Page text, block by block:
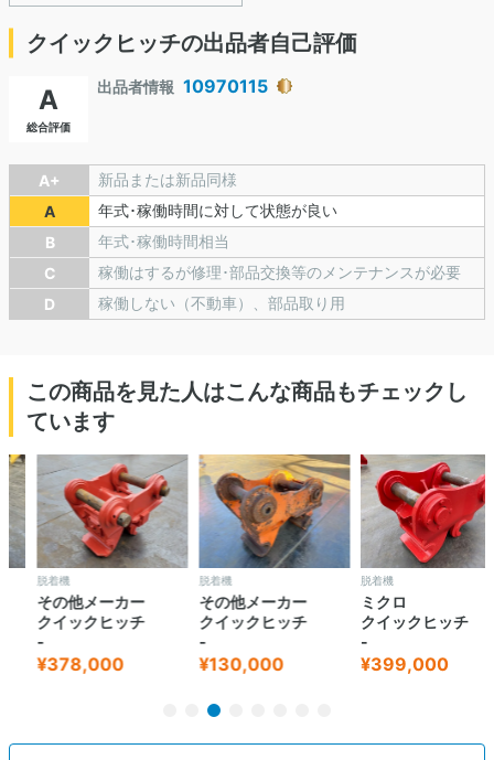
クイックヒッチの出品者自己評価
A
総合評価
出品者情報 10970115
A+
新品または新品同様
A
年式･稼働時間に対して状態が良い
B
年式･稼働時間相当
C
稼働はするが修理･部品交換等のメンテナンスが必要
D
稼働しない（不動車）、部品取り用
この商品を見た人はこんな商品もチェックし
ています
脱着機
その他メーカー
クイックヒッチ
¥378,000
脱着機
その他メーカー
クイックヒッチ
¥130,000
脱着機
ミクロ
クイックヒッチ
¥399,000